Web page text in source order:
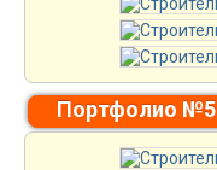
Портфолио №5